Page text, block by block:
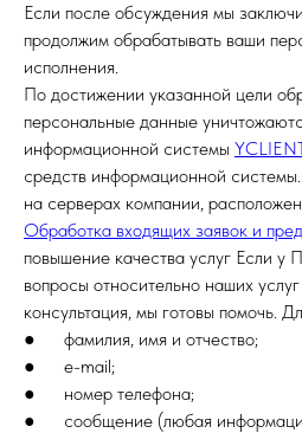
Если после обсуждения мы
продолжим обрабатывать ваши
исполнения.
По достижении указанной цели
персональные данные
информационной системы
средств информационной
на серверах компании,
Обработка входящих заявок и
повышение качества услуг Если у
вопросы относительно наших
консультация, мы готовы помочь.
● фамилия, имя и отчество;
● e-mail;
● номер телефона;
● сообщение (любая